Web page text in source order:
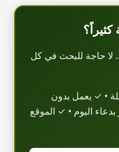
لا حاجة للبحث في كل
• ✓ يعمل بدون
اليوم • ✓ الموقع